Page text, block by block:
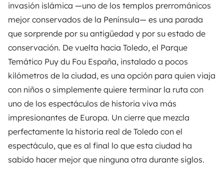
invasión islámica —uno de los templos prerrománicos
mejor conservados de la Península— es una parada
que sorprende por su antigüedad y por su estado de
conservación. De vuelta hacia Toledo, el Parque
Temático Puy du Fou España, instalado a pocos
kilómetros de la ciudad, es una opción para quien viaja
con niños o simplemente quiere terminar la ruta con
uno de los espectáculos de historia viva más
impresionantes de Europa. Un cierre que mezcla
perfectamente la historia real de Toledo con el
espectáculo, que es al final lo que esta ciudad ha
sabido hacer mejor que ninguna otra durante siglos.